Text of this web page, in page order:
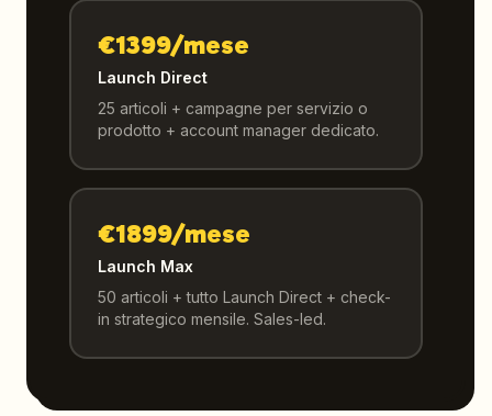
€1399/mese
Launch Direct
25 articoli + campagne per servizio o
prodotto + account manager dedicato.
€1899/mese
Launch Max
50 articoli + tutto Launch Direct + check-
in strategico mensile. Sales-led.